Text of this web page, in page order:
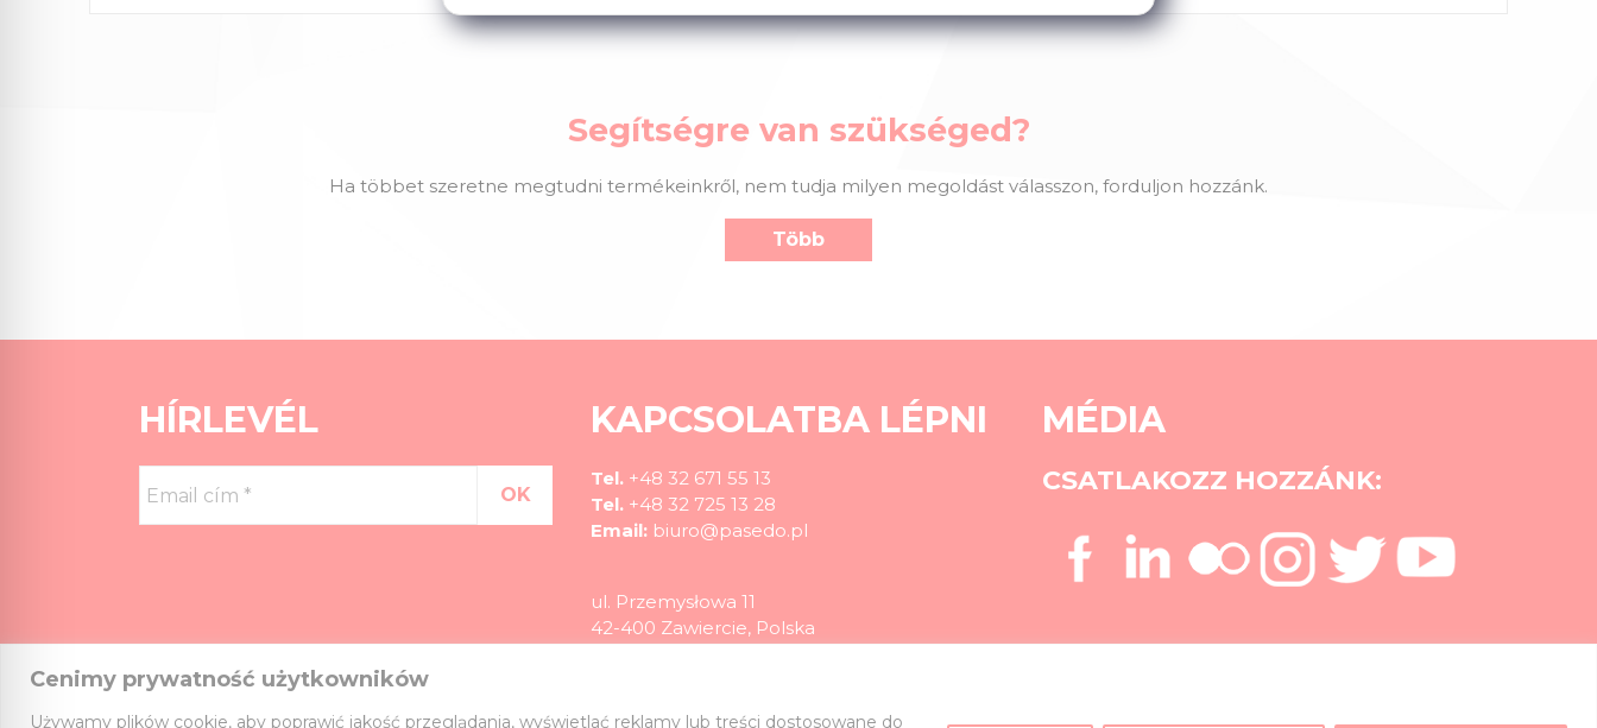
Cenimy prywatność użytkowników
Używamy plików cookie, aby poprawić jakość przeglądania, wyświetlać reklamy lub treści dostosowane do
Segítségre van szükséged?
Ha többet szeretne megtudni termékeinkről, nem tudja milyen megoldást válasszon, forduljon hozzánk.
Több
HÍRLEVÉL
cím
*
KAPCSOLATBA LÉPNI
Tel. +48 32 671 55 13
Tel. +48 32 725 13 28
Email: biuro@pasedo.pl
ul. Przemysłowa 11
42-400 Zawiercie, Polska
MÉDIA
CSATLAKOZZ HOZZÁNK:
©PASEDOMinden jog fenntartva 2022 | Tervezés és megvalósítás